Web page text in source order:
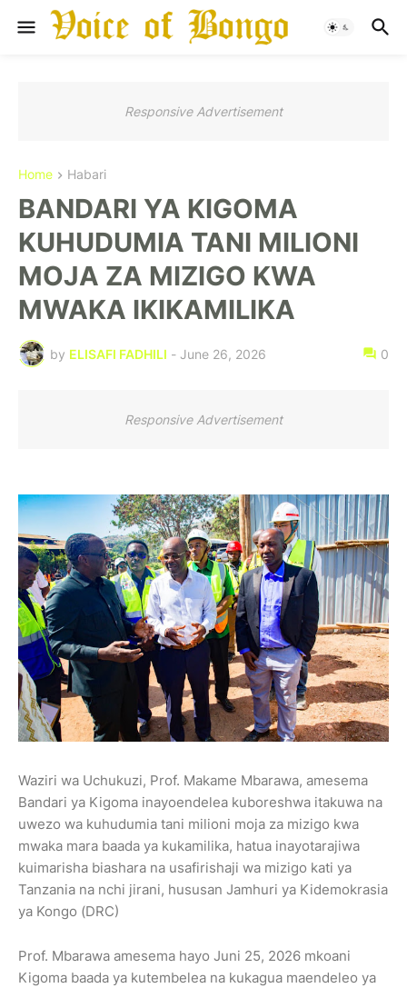
Responsive Advertisement
Home Habari
BANDARI YA KIGOMA
KUHUDUMIA TANI MILIONI
MOJA ZA MIZIGO KWA
MWAKA IKIKAMILIKA
by ELISAFI FADHILI - June 26, 2026 0
Responsive Advertisement
Waziri wa Uchukuzi, Prof. Makame Mbarawa, amesema
Bandari ya Kigoma inayoendelea kuboreshwa itakuwa na
uwezo wa kuhudumia tani milioni moja za mizigo kwa
mwaka mara baada ya kukamilika, hatua inayotarajiwa
kuimarisha biashara na usafirishaji wa mizigo kati ya
Tanzania na nchi jirani, hususan Jamhuri ya Kidemokrasia
ya Kongo (DRC)
Prof. Mbarawa amesema hayo Juni 25, 2026 mkoani
Kigoma baada ya kutembelea na kukagua maendeleo ya